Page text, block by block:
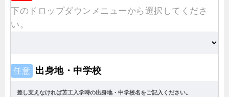
下のドロップダウンメニューから選択してくださ
い。
任意 出身地・中学校